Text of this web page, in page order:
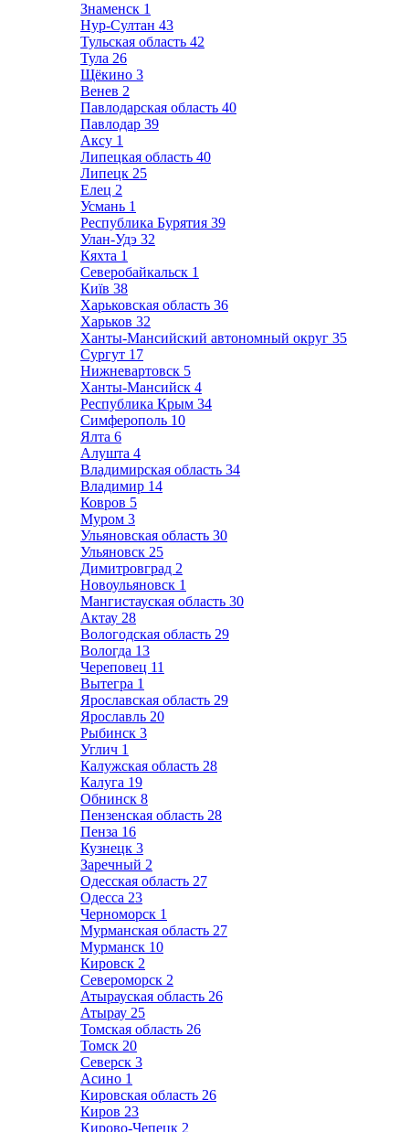
Знаменск 1
Нур-Султан 43
Тульская область 42
Тула 26
Щёкино 3
Венев 2
Павлодарская область 40
Павлодар 39
Аксу 1
Липецкая область 40
Липецк 25
Елец 2
Усмань 1
Республика Бурятия 39
Улан-Удэ 32
Кяхта 1
Северобайкальск 1
Київ 38
Харьковская область 36
Харьков 32
Ханты-Мансийский автономный округ 35
Сургут 17
Нижневартовск 5
Ханты-Мансийск 4
Республика Крым 34
Симферополь 10
Ялта 6
Алушта 4
Владимирская область 34
Владимир 14
Ковров 5
Муром 3
Ульяновская область 30
Ульяновск 25
Димитровград 2
Новоульяновск 1
Мангистауская область 30
Актау 28
Вологодская область 29
Вологда 13
Череповец 11
Вытегра 1
Ярославская область 29
Ярославль 20
Рыбинск 3
Углич 1
Калужская область 28
Калуга 19
Обнинск 8
Пензенская область 28
Пенза 16
Кузнецк 3
Заречный 2
Одесская область 27
Одесса 23
Черноморск 1
Мурманская область 27
Мурманск 10
Кировск 2
Североморск 2
Атырауская область 26
Атырау 25
Томская область 26
Томск 20
Северск 3
Асино 1
Кировская область 26
Киров 23
Кирово-Чепецк 2